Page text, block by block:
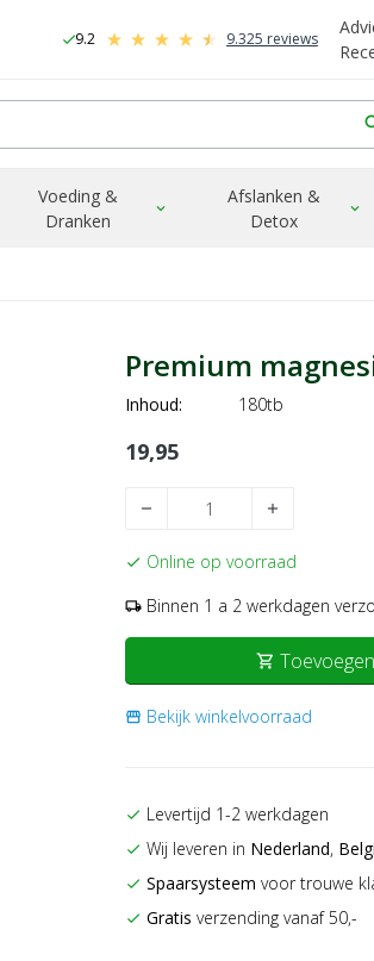
check9.2 9.325 reviews
Voeding &
Dranken
expand_more
Afslanken &
Detox
expand_more
Premium
Inhoud: 180tb
19,95
remove add
check Online op voorraad
local_shipping Binnen 1 a 2 werkdagen
shopping_cart
storefront Bekijk winkelvoorraad
check Levertijd 1-2 werkdagen
check Wij leveren in Nederland,
check Spaarsysteem voor trouwe
check Gratis verzending vanaf 50,-